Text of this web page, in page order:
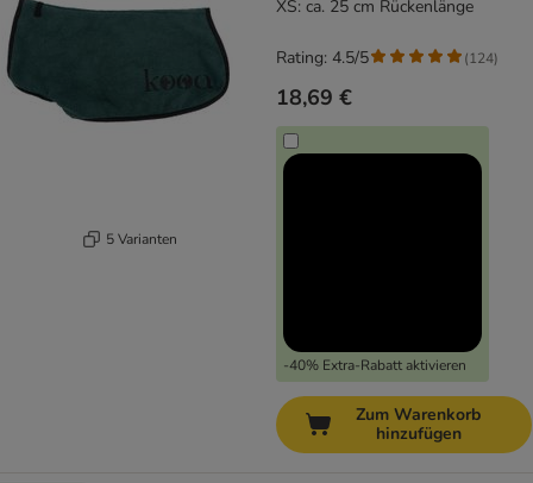
5 Varianten
XS: ca. 25 cm Rückenlänge
18,69 €
-40% Extra-Rabatt aktivieren
Rating: 4.5/5 (124)
Zum Warenkorb
hinzufügen